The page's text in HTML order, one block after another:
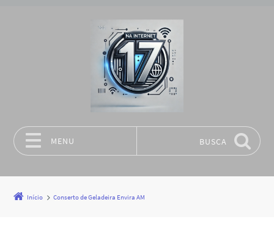
MENU BUSCA
Início Conserto de Geladeira Envira AM